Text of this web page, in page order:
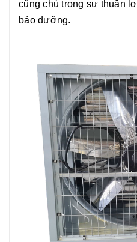
cũng chú trọng sự thuận
bảo dưỡng.